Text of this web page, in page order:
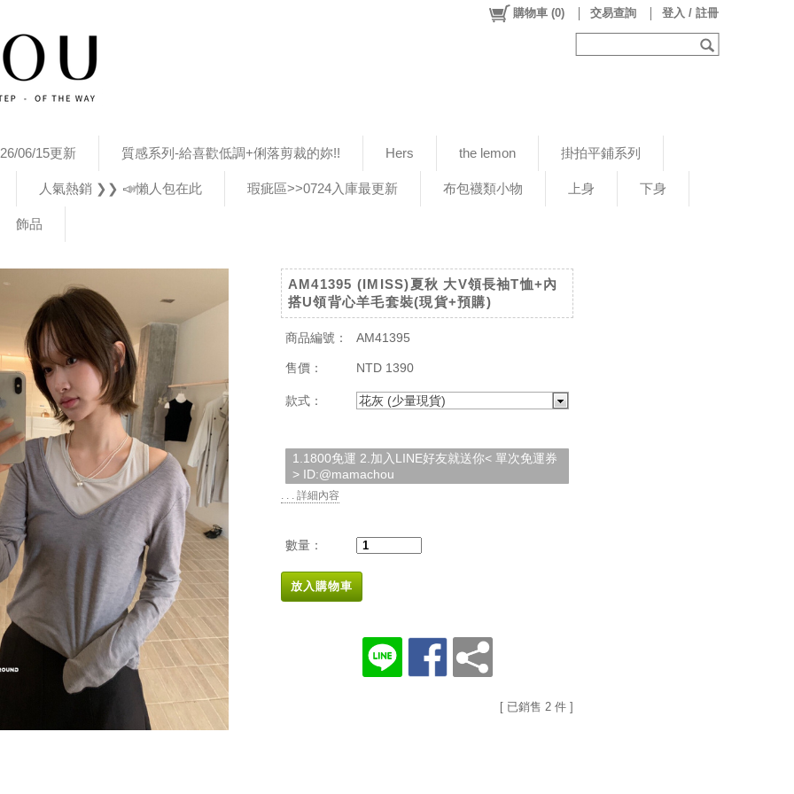
06/15更新 質感系列-給喜歡低調+俐落剪裁的妳!! Hers the lemon 掛拍平鋪系列
人氣熱銷 ❯❯ 📣懶人包在此 瑕疵區>>0724入庫最更新 布包襪類小物 上身 下身
飾品
購物車 (0) 交易查詢 登入 / 註冊
AM41395 (IMISS)夏秋 大V領長袖T恤+內
搭U領背心羊毛套裝(現貨+預購)
商品編號： AM41395
售價： NTD 1390
款式： 花灰 (少量現貨)
1.1800免運 2.加入LINE好友就送你< 單次免運券
> ID:@mamachou
. . . 詳細內容
數量：
放入購物車
[ 已銷售 2 件 ]